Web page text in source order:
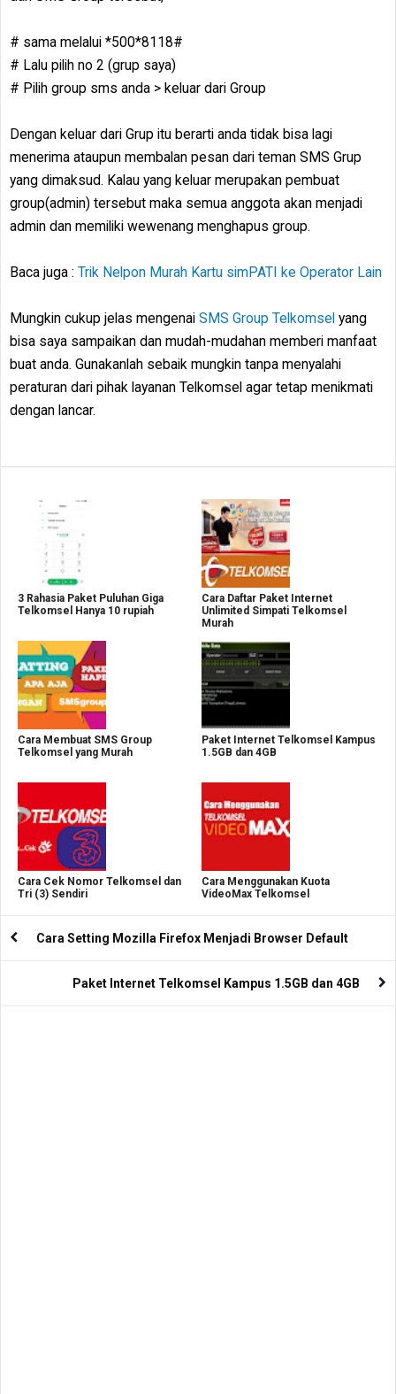
# sama melalui *500*8118#
# Lalu pilih no 2 (grup saya)
# Pilih group sms anda > keluar dari Group
Dengan keluar dari Grup itu berarti anda tidak bisa lagi
menerima ataupun membalan pesan dari teman SMS Grup
yang dimaksud. Kalau yang keluar merupakan pembuat
group(admin) tersebut maka semua anggota akan menjadi
admin dan memiliki wewenang menghapus group.
Baca juga : Trik Nelpon Murah Kartu simPATI ke Operator Lain
Mungkin cukup jelas mengenai SMS Group Telkomsel yang
bisa saya sampaikan dan mudah-mudahan memberi manfaat
buat anda. Gunakanlah sebaik mungkin tanpa menyalahi
peraturan dari pihak layanan Telkomsel agar tetap menikmati
dengan lancar.
3 Rahasia Paket Puluhan Giga
Telkomsel Hanya 10 rupiah
Cara Daftar Paket Internet
Unlimited Simpati Telkomsel
Murah
Cara Membuat SMS Group
Telkomsel yang Murah
Paket Internet Telkomsel Kampus
1.5GB dan 4GB
Cara Cek Nomor Telkomsel dan
Tri (3) Sendiri
Cara Menggunakan Kuota
VideoMax Telkomsel
Cara Setting Mozilla Firefox Menjadi Browser Default
Paket Internet Telkomsel Kampus 1.5GB dan 4GB